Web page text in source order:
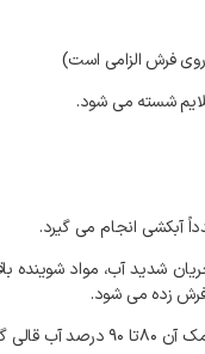
روی فرش الزامی است)
شسته می شود.
آبکشی انجام می گیرد.
شدید آب، مواد شوینده
زده می شود.
آن ۸۰تا ۹۰ درصدآب قالی